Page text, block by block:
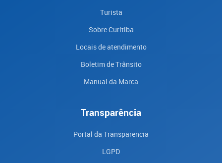
Turista
Sobre Curitiba
Locais de atendimento
Boletim de Trânsito
Manual da Marca
Transparência
Portal da Transparencia
LGPD